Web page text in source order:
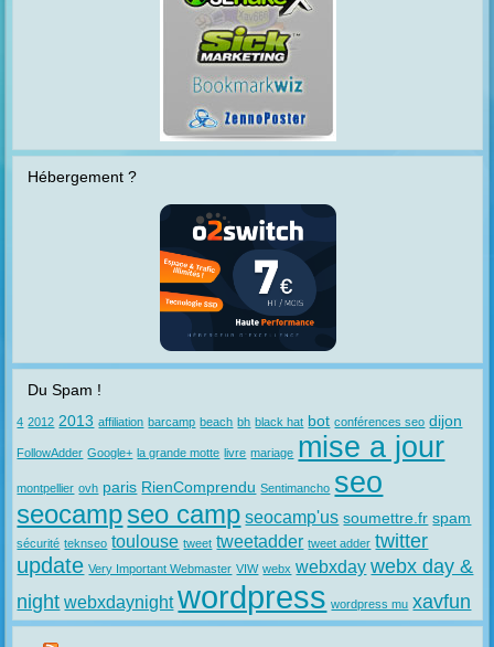
Hébergement ?
Du Spam !
4 2012 2013 affiliation barcamp beach bh black hat bot conférences seo dijon
FollowAdder Google+ la grande motte livre mariage mise a jour
montpellier ovh paris RienComprendu Sentimancho seo
seocampseo camp seocamp'us soumettre.fr spam
sécurité teknseo toulouse tweet tweetadder tweet adder twitter
update Very Important Webmaster VIW webx webxday webx day &
night webxdaynight wordpress wordpress mu xavfun